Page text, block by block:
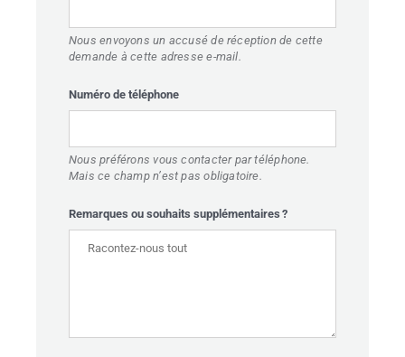
Nous envoyons un accusé de réception de cette
demande à cette adresse e-mail.
Numéro de téléphone
Nous préférons vous contacter par téléphone.
Mais ce champ n’est pas obligatoire.
Remarques ou souhaits supplémentaires ?